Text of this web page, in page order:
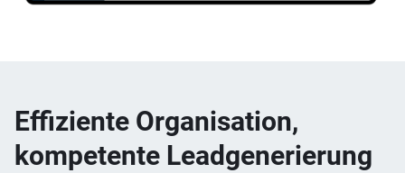
Effiziente Organisation,
kompetente Leadgenerierung